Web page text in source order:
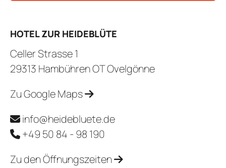
HOTEL ZUR HEIDEBLÜTE
Celler Strasse 1
29313 Hambühren OT Ovelgönne
Zu Google Maps
info@heidebluete.de
+49 50 84 - 98 190
Zu den Öffnungszeiten